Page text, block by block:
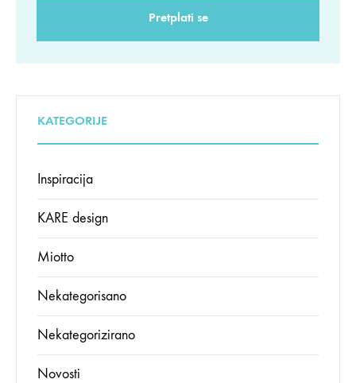
KATEGORIJE
Inspiracija
KARE design
Miotto
Nekategorisano
Nekategorizirano
Novosti